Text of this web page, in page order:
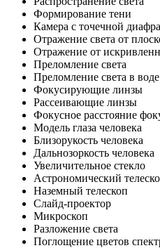
Формирование тени
Камера с точечной
Отражение света от
Отражение от
Преломление света
Преломление света в воде
Фокусирующие линзы
Рассеивающие линзы
Фокусное расстояние
Модель глаза человека
Близорукость человека
Дальнозоркость человека
Увеличительное стекло
Астрономический
Наземный телескоп
Слайд-проектор
Микроскоп
Разложение света
Поглощение цветов